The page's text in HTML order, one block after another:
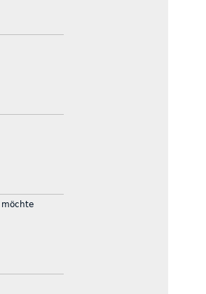
möchte